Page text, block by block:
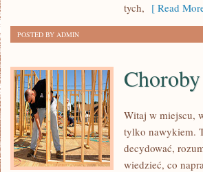
tych, [ Read
POSTED BY ADMIN
Witaj w miejscu,
tylko nawykiem.
decydować,
wiedzieć, co